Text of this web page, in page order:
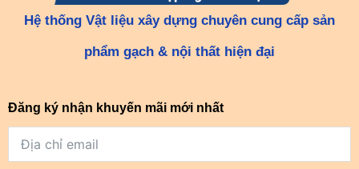
Hệ thống Vật liệu xây dựng chuyên cung cấp sản
phẩm gạch & nội thất hiện đại
Đăng ký nhận khuyến mãi mới nhất